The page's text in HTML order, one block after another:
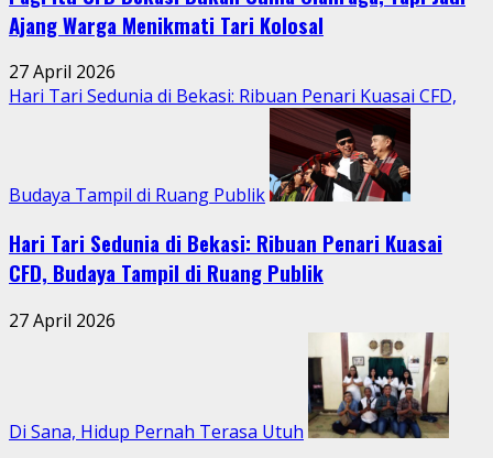
Ajang Warga Menikmati Tari Kolosal
27 April 2026
Hari Tari Sedunia di Bekasi: Ribuan Penari Kuasai CFD,
Budaya Tampil di Ruang Publik
Hari Tari Sedunia di Bekasi: Ribuan Penari Kuasai
CFD, Budaya Tampil di Ruang Publik
27 April 2026
Di Sana, Hidup Pernah Terasa Utuh